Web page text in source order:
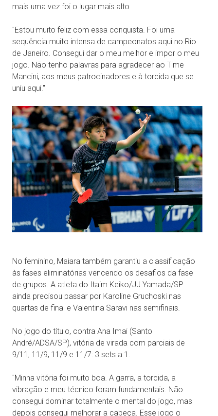
mais uma vez foi o lugar mais alto.
''Estou muito feliz com essa conquista. Foi uma
sequência muito intensa de campeonatos aqui no Rio
de Janeiro. Consegui dar o meu melhor e impor o meu
jogo. Não tenho palavras para agradecer ao Time
Mancini, aos meus patrocinadores e à torcida que se
uniu aqui."
No feminino, Maiara também garantiu a classificação
às fases eliminatórias vencendo os desafios da fase
de grupos. A atleta do Itaim Keiko/JJ Yamada/SP
ainda precisou passar por Karoline Gruchoski nas
quartas de final e Valentina Saravi nas semifinais.
No jogo do título, contra Ana Imai (Santo
André/ADSA/SP), vitória de virada com parciais de
9/11, 11/9, 11/9 e 11/7: 3 sets a 1.
''Minha vitória foi muito boa. A garra, a torcida, a
vibração e meu técnico foram fundamentais. Não
consegui dominar totalmente o mental do jogo, mas
depois consegui melhorar a cabeça. Esse jogo o